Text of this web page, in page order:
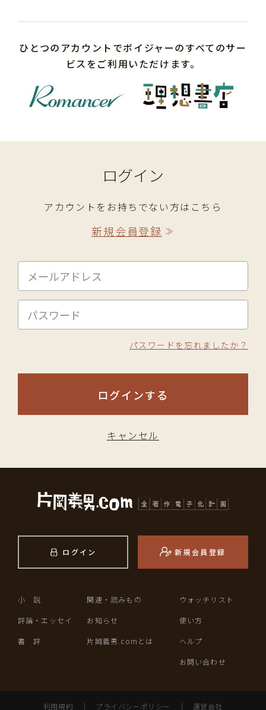
ひとつのアカウントでボイジャーのすべてのサー
ビスをご利用いただけます。
ログイン
アカウントをお持ちでない方はこちら
新規会員登録 ≫
パスワードを忘れましたか？
ログインする
キャンセル
ログイン 新規会員登録
小 説
評論・エッセイ
書 評
関連・読みもの
お知らせ
片岡義男.comとは
ウォッチリスト
使い方
ヘルプ
お問い合わせ
利用規約 ｜ プライバシーポリシー ｜ 運営会社